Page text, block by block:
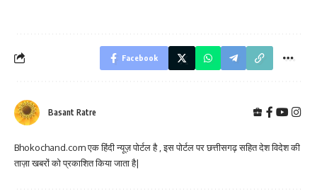
Facebook
Basant Ratre
Bhokochand.com एक हिंदी न्यूज़ पोर्टल है , इस पोर्टल पर छत्तीसगढ़ सहित देश विदेश की
ताज़ा खबरों को प्रकाशित किया जाता है|